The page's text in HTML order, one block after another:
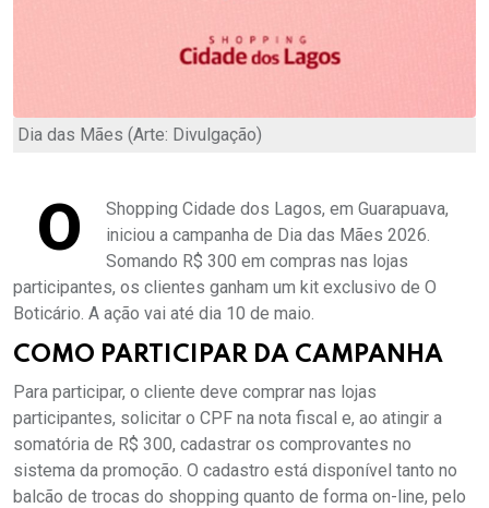
Dia das Mães (Arte: Divulgação)
O
Shopping Cidade dos Lagos, em Guarapuava,
iniciou a campanha de Dia das Mães 2026.
Somando R$ 300 em compras nas lojas
participantes, os clientes ganham um kit exclusivo de O
Boticário. A ação vai até dia 10 de maio.
COMO PARTICIPAR DA CAMPANHA
Para participar, o cliente deve comprar nas lojas
participantes, solicitar o CPF na nota fiscal e, ao atingir a
somatória de R$ 300, cadastrar os comprovantes no
sistema da promoção. O cadastro está disponível tanto no
balcão de trocas do shopping quanto de forma on-line, pelo